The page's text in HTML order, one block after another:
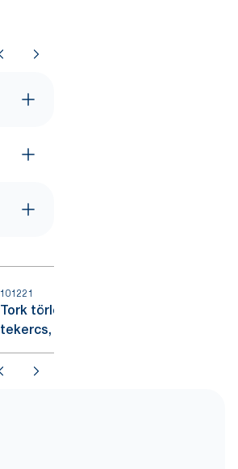
101221
Tork törlőpapír plusz, Mini
tekercs, fehér, M1